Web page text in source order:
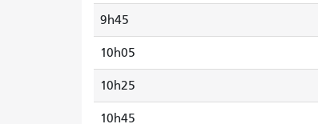
9h45
10h05
10h25
10h45